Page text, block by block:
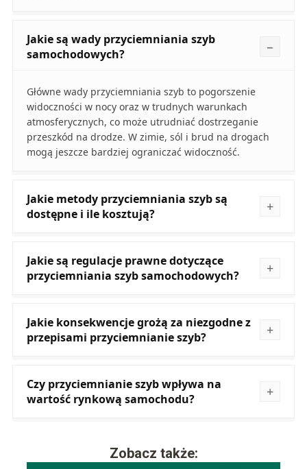
Jakie są wady przyciemniania szyb
samochodowych?
Główne wady przyciemniania szyb to pogorszenie
widoczności w nocy oraz w trudnych warunkach
atmosferycznych, co może utrudniać dostrzeganie
przeszkód na drodze. W zimie, sól i brud na drogach
mogą jeszcze bardziej ograniczać widoczność.
Jakie metody przyciemniania szyb są
dostępne i ile kosztują?
Jakie są regulacje prawne dotyczące
przyciemniania szyb samochodowych?
Jakie konsekwencje grożą za niezgodne z
przepisami przyciemnianie szyb?
Czy przyciemnianie szyb wpływa na
wartość rynkową samochodu?
Zobacz także: